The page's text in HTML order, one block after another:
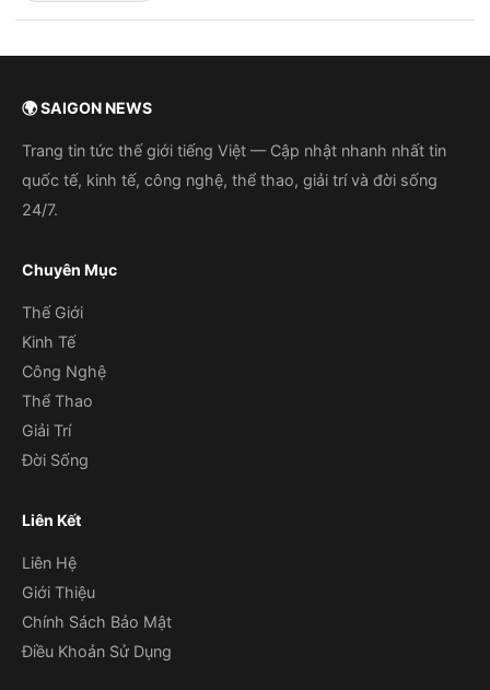
🌍 SAIGON NEWS
Trang tin tức thế giới tiếng Việt — Cập nhật nhanh nhất tin
quốc tế, kinh tế, công nghệ, thể thao, giải trí và đời sống
24/7.
Chuyên Mục
Thế Giới
Kinh Tế
Công Nghệ
Thể Thao
Giải Trí
Đời Sống
Liên Kết
Liên Hệ
Giới Thiệu
Chính Sách Bảo Mật
Điều Khoản Sử Dụng